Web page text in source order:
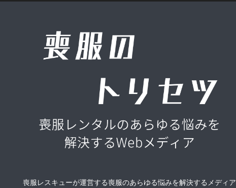
喪服レスキューが運営する喪服のあらゆる悩みを解決するメディア